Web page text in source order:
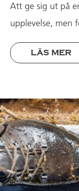
Att ge sig ut på
upplevelse,
LÄS MER